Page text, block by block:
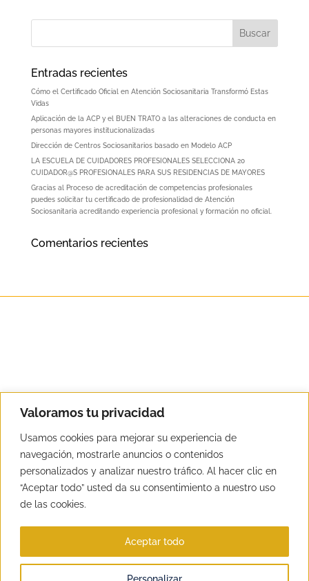
Valoramos tu privacidad
Usamos cookies para mejorar su experiencia de
navegación, mostrarle anuncios o contenidos
personalizados y analizar nuestro tráfico. Al hacer clic en
“Aceptar todo” usted da su consentimiento a nuestro uso
de las cookies.
Personalizar
Aceptar todo
Entradas recientes
Cómo el Certificado Oficial en Atención Sociosanitaria Transformó Estas
Vidas
Aplicación de la ACP y el BUEN TRATO a las alteraciones de conducta en
personas mayores institucionalizadas
Dirección de Centros Sociosanitarios basado en Modelo ACP
LA ESCUELA DE CUIDADORES PROFESIONALES SELECCIONA 20
CUIDADOR@S PROFESIONALES PARA SUS RESIDENCIAS DE MAYORES
Gracias al Proceso de acreditación de competencias profesionales
puedes solicitar tu certificado de profesionalidad de Atención
Sociosanitaria acreditando experiencia profesional y formación no oficial.
Comentarios recientes
Copyright Detuatu Formacion SL
Teléfonos de contacto: